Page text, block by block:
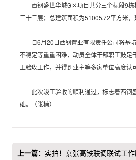
西钢盛世华城G区项目共分三个标段9栋
三十三层；总建筑面积为51005.72平方米
自6月20日西钢置业有限责任公司将基坑
不稳定等重重困难，动员全体干部职工鼓
工验收工作，并得到业主等多家单位高度认
此次竣工验收的顺利通过，标志着西钢
础。（张楠）
上一篇： 实拍！京张高铁联调联试工